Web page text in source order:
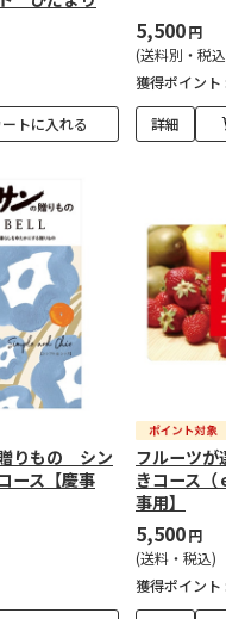
トに入れる
5,500円
(送料別・税
獲得ポイント :
詳細
りもの シン
ース【慶事
フルーツ
きコース（
事用】
5,500円
(送料・税込)
獲得ポイント :